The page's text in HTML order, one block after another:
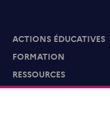
ACTIONS ÉDUCATIVES
FORMATION
RESSOURCES